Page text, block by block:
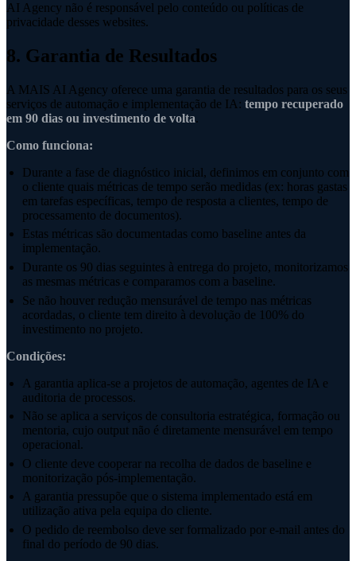
AI Agency não é responsável pelo conteúdo ou políticas de
privacidade desses websites.
8. Garantia de Resultados
A MAIS AI Agency oferece uma garantia de resultados para os seus
serviços de automação e implementação de IA: tempo recuperado
em 90 dias ou investimento de volta.
Como funciona:
Durante a fase de diagnóstico inicial, definimos em conjunto com
o cliente quais métricas de tempo serão medidas (ex: horas gastas
em tarefas específicas, tempo de resposta a clientes, tempo de
processamento de documentos).
Estas métricas são documentadas como baseline antes da
implementação.
Durante os 90 dias seguintes à entrega do projeto, monitorizamos
as mesmas métricas e comparamos com a baseline.
Se não houver redução mensurável de tempo nas métricas
acordadas, o cliente tem direito à devolução de 100% do
investimento no projeto.
Condições:
A garantia aplica-se a projetos de automação, agentes de IA e
auditoria de processos.
Não se aplica a serviços de consultoria estratégica, formação ou
mentoria, cujo output não é diretamente mensurável em tempo
operacional.
O cliente deve cooperar na recolha de dados de baseline e
monitorização pós-implementação.
A garantia pressupõe que o sistema implementado está em
utilização ativa pela equipa do cliente.
O pedido de reembolso deve ser formalizado por e-mail antes do
final do período de 90 dias.